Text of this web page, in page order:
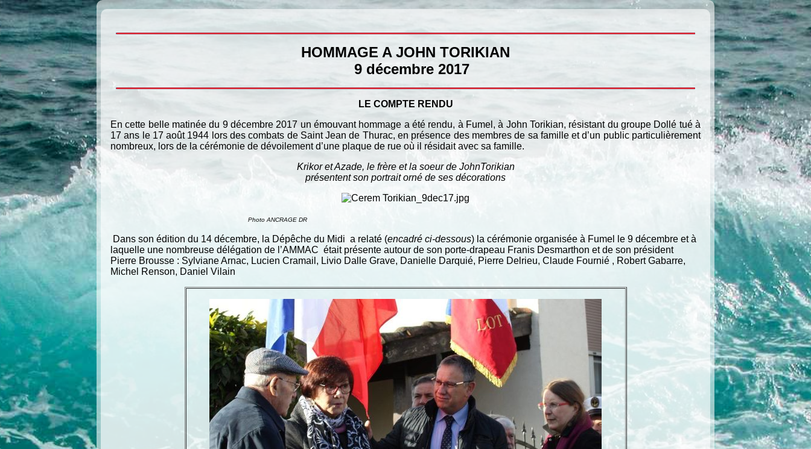
HOMMAGE A JOHN TORIKIAN
9 décembre 2017
LE COMPTE RENDU
En cette belle matinée du 9 décembre 2017 un émouvant hommage a été rendu, à Fumel, à John Torikian, résistant du groupe Dollé tué à
17 ans le 17 août 1944 lors des combats de Saint Jean de Thurac, en présence des membres de sa famille et d’un public particulièrement
nombreux, lors de la cérémonie de dévoilement d’une plaque de rue où il résidait avec sa famille.
Krikor et Azade, le frère et la soeur de JohnTorikian
présentent son portrait orné de ses décorations
Photo ANCRAGE DR
Dans son édition du 14 décembre, la Dépêche du Midi a relaté (encadré ci-dessous) la cérémonie organisée à Fumel le 9 décembre et à
laquelle une nombreuse délégation de l’AMMAC était présente autour de son porte-drapeau Franis Desmarthon et de son président
Pierre Brousse : Sylviane Arnac, Lucien Cramail, Livio Dalle Grave, Danielle Darquié, Pierre Delrieu, Claude Fournié , Robert Gabarre,
Michel Renson, Daniel Vilain